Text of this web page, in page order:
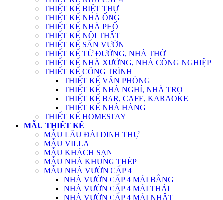
THIẾT KẾ BIỆT THỰ
THIẾT KẾ NHÀ ỐNG
THIẾT KẾ NHÀ PHỐ
THIẾT KẾ NỘI THẤT
THIẾT KẾ SÂN VƯỜN
THIẾT KẾ TỪ ĐƯỜNG, NHÀ THỜ
THIẾT KẾ NHÀ XƯỞNG, NHÀ CÔNG NGHIỆP
THIẾT KẾ CÔNG TRÌNH
THIẾT KẾ VĂN PHÒNG
THIẾT KẾ NHÀ NGHỈ, NHÀ TRỌ
THIẾT KẾ BAR, CAFE, KARAOKE
THIẾT KẾ NHÀ HÀNG
THIẾT KẾ HOMESTAY
MẪU THIẾT KẾ
MẪU LÂU ĐÀI DINH THỰ
MẪU VILLA
MẪU KHÁCH SẠN
MẪU NHÀ KHUNG THÉP
MẪU NHÀ VƯỜN CẤP 4
NHÀ VƯỜN CẤP 4 MÁI BẰNG
NHÀ VƯỜN CẤP 4 MÁI THÁI
NHÀ VƯỜN CẤP 4 MÁI NHẬT